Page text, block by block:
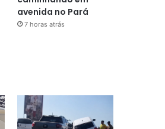
avenida no Pará
7 horas atrás